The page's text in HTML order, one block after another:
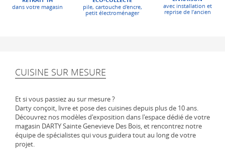
dans votre magasin
pile, cartouche d'encre,
petit électroménager
avec installation et
reprise de l’ancien
CUISINE SUR MESURE
Et si vous passiez au sur mesure ?
Darty conçoit, livre et pose des cuisines depuis plus de 10 ans.
Découvrez nos modèles d'exposition dans l'espace dédié de votre
magasin DARTY Sainte Genevieve Des Bois, et rencontrez notre
équipe de spécialistes qui vous guidera tout au long de votre
projet.